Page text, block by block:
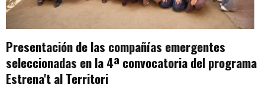
Presentación de las compañías emergentes
seleccionadas en la 4ª convocatoria del programa
Estrena't al Territori